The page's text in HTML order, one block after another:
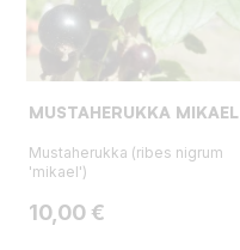
MUSTAHERUKKA MIKAEL
Mustaherukka (ribes nigrum
'mikael')
Hinta
10,00 €